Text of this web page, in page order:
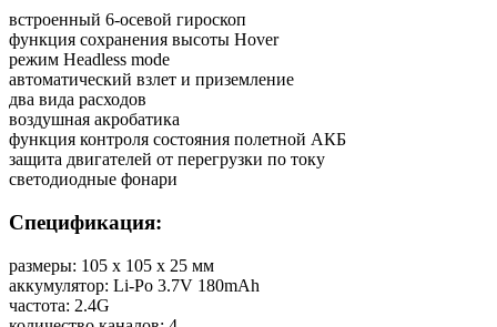
встроенный 6-осевой гироскоп
функция сохранения высоты Hover
режим Headless mode
автоматический взлет и приземление
два вида расходов
воздушная акробатика
функция контроля состояния полетной АКБ
защита двигателей от перегрузки по току
светодиодные фонари
Спецификация:
размеры: 105 х 105 х 25 мм
аккумулятор: Li-Po 3.7V 180mAh
частота: 2.4G